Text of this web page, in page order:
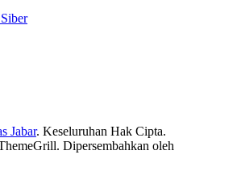
Jabar. Keseluruhan Hak Cipta.
Dipersembahkan oleh